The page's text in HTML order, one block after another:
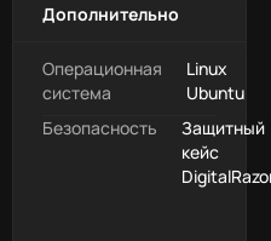
Дополнительно
Операционная
система
Linux
Ubuntu
Безопасность
Защитный
кейс